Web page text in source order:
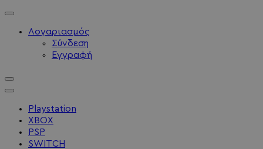
Λογαριασμός
Σύνδεση
Εγγραφή
Playstation
XBOX
PSP
SWITCH